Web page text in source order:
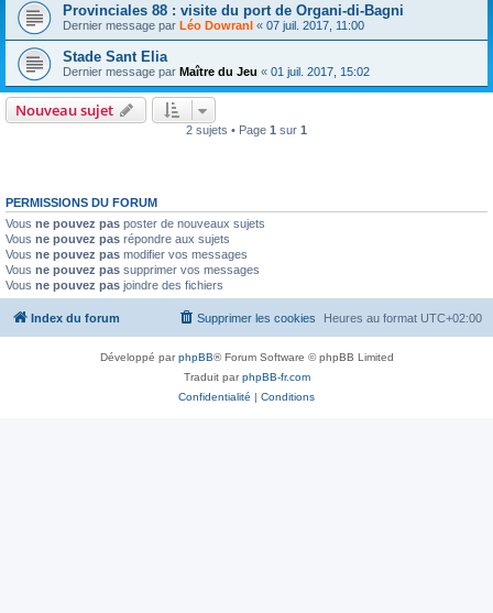
Provinciales 88 : visite du port de Organi-di-Bagni
Dernier message par Léo Dowranl « 07 juil. 2017, 11:00
Stade Sant Elia
Dernier message par Maître du Jeu « 01 juil. 2017, 15:02
Nouveau sujet
2 sujets • Page 1 sur 1
PERMISSIONS DU FORUM
Vous ne pouvez pas poster de nouveaux sujets
Vous ne pouvez pas répondre aux sujets
Vous ne pouvez pas modifier vos messages
Vous ne pouvez pas supprimer vos messages
Vous ne pouvez pas joindre des fichiers
Index du forum Heures au format UTC+02:00
Supprimer les cookies
Développé parphpBB® Forum Software © phpBB Limited
Traduit parphpBB-fr.com
Confidentialité | Conditions